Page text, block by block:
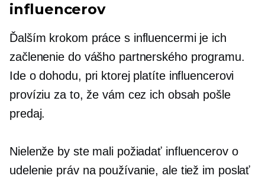
influencerov
Ďalším krokom práce s influencermi je ich
začlenenie do vášho partnerského programu.
Ide o dohodu, pri ktorej platíte influencerovi
províziu za to, že vám cez ich obsah pošle
predaj.
Nielenže by ste mali požiadať influencerov o
udelenie práv na používanie, ale tiež im poslať